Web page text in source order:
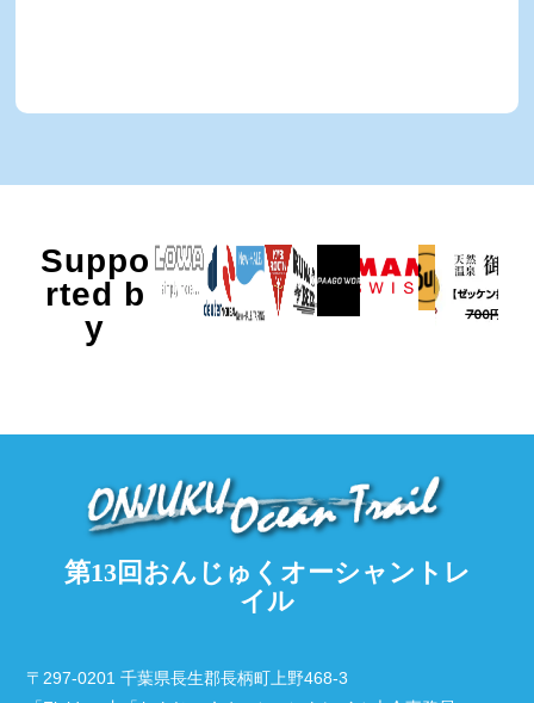
Suppo
rted b
y
第13回おんじゅくオーシャントレ
イル
〒297-0201 千葉県長生郡長柄町上野468-3